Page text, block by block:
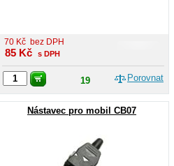
70 Kč bez DPH
85 Kč s DPH
Porovnat
19
Nástavec pro mobil CB07